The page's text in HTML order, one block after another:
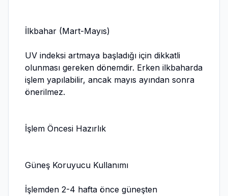
İlkbahar (Mart-Mayıs)
UV indeksi artmaya başladığı için dikkatli
olunması gereken dönemdir. Erken ilkbaharda
işlem yapılabilir, ancak mayıs ayından sonra
önerilmez.
İşlem Öncesi Hazırlık
Güneş Koruyucu Kullanımı
İşlemden 2-4 hafta önce güneşten